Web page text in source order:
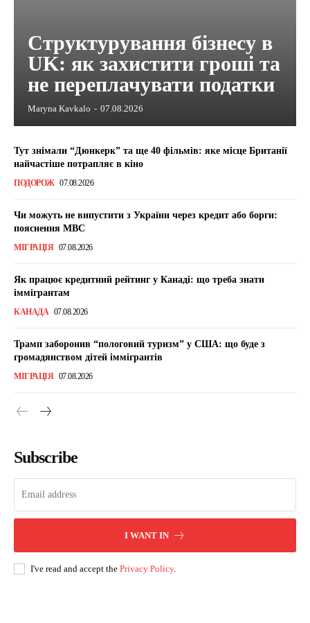
Структурування бізнесу в
UK: як захистити гроші та
не переплачувати податки
Maryna Kavkalo - 07.08.2026
Тут знімали “Дюнкерк” та ще 40 фільмів: яке місце Британії
найчастіше потрапляє в кіно
ПОДОРОЖ 07.08.2026
Чи можуть не випустити з України через кредит або борги:
пояснення МВС
МІГРАЦІЯ 07.08.2026
Як працює кредитний рейтинг у Канаді: що треба знати
іммігрантам
КАНАДА 07.08.2026
Трамп заборонив “пологовий туризм” у США: що буде з
громадянством дітей іммігрантів
МІГРАЦІЯ 07.08.2026
Subscribe
I WANT IN
I've read and accept the Privacy Policy.